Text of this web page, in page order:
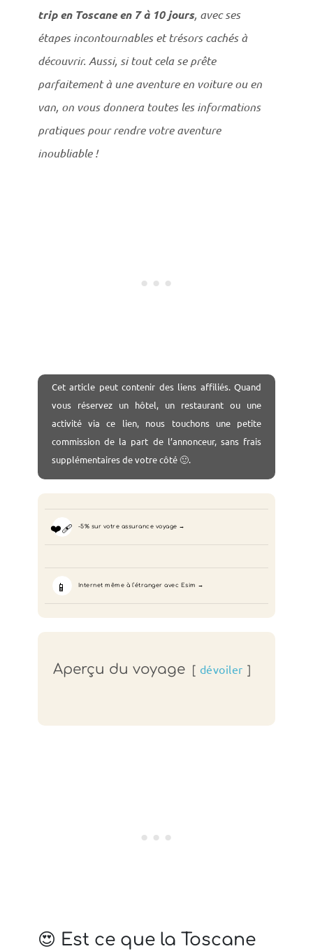
trip en Toscane en 7 à 10 jours, avec ses
étapes incontournables et trésors cachés à
découvrir. Aussi, si tout cela se prête
parfaitement à une aventure en voiture ou en
van, on vous donnera toutes les informations
pratiques pour rendre votre aventure
inoubliable !
Cetarticle peut contenir des liens affiliés. Quand
vous réservez un hôtel, un restaurant ou une
activité via ce lien, nous touchons une petite
commission de la part de l’annonceur, sans frais
supplémentaires de votre côté 🙂.
❤️‍🩹 -5% sur votre assurance voyage
📱 Internet même à l’étranger avec Esim
Aperçu du voyage dévoiler
😍 Est ce que la Toscane